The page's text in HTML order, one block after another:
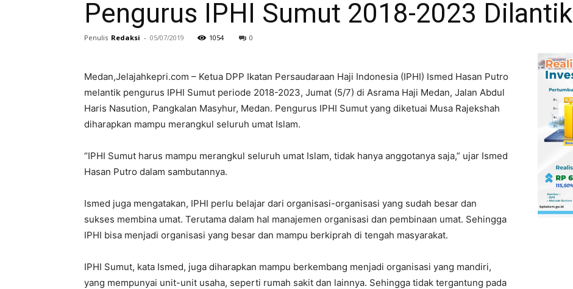
Pengurus IPHI Sumut 2018-2023 Dilantik
Penulis Redaksi - 05/07/2019 1054 0
Medan,Jelajahkepri.com – Ketua DPP Ikatan Persaudaraan Haji Indonesia (IPHI) Ismed Hasan Putro
melantik pengurus IPHI Sumut periode 2018-2023, Jumat (5/7) di Asrama Haji Medan, Jalan Abdul
Haris Nasution, Pangkalan Masyhur, Medan. Pengurus IPHI Sumut yang diketuai Musa Rajekshah
diharapkan mampu merangkul seluruh umat Islam.
“IPHI Sumut harus mampu merangkul seluruh umat Islam, tidak hanya anggotanya saja,” ujar Ismed
Hasan Putro dalam sambutannya.
Ismed juga mengatakan, IPHI perlu belajar dari organisasi-organisasi yang sudah besar dan
sukses membina umat. Terutama dalam hal manajemen organisasi dan pembinaan umat. Sehingga
IPHI bisa menjadi organisasi yang besar dan mampu berkiprah di tengah masyarakat.
IPHI Sumut, kata Ismed, juga diharapkan mampu berkembang menjadi organisasi yang mandiri,
yang mempunyai unit-unit usaha, seperti rumah sakit dan lainnya. Sehingga tidak tergantung pada